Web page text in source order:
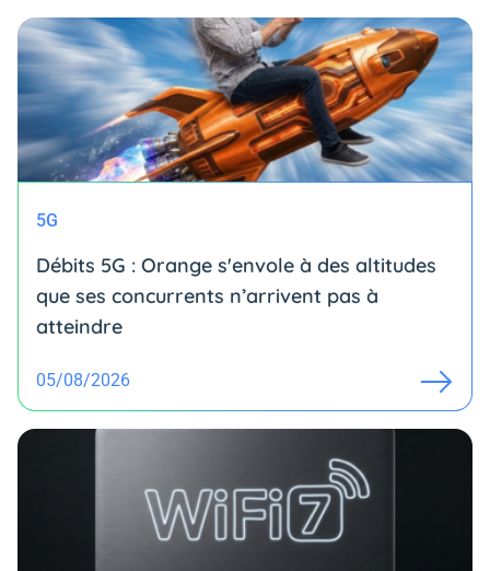
5G
Débits 5G : Orange s'envole à des altitudes
que ses concurrents n’arrivent pas à
atteindre
05/08/2026